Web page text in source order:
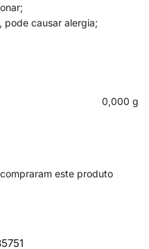
pode causar alergia;
0,000 g
este produto